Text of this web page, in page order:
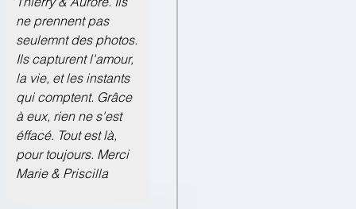
ne prennent pas
seulemnt des photos.
Ils capturent l'amour,
la vie, et les instants
qui comptent. Grâce
à eux, rien ne s'est
éffacé. Tout est là,
pour toujours. Merci
Marie & Priscilla